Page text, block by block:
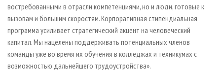
востребованными в отрасли компетенциями, но и люди, готовые к
вызовам и большим скоростям. Корпоративная стипендиальная
программа усиливает стратегический акцент на человеческий
капитал. Мы нацелены поддерживать потенциальных членов
команды уже во время их обучения в колледжах и техникумах с
возможностью дальнейшего трудоустройства».